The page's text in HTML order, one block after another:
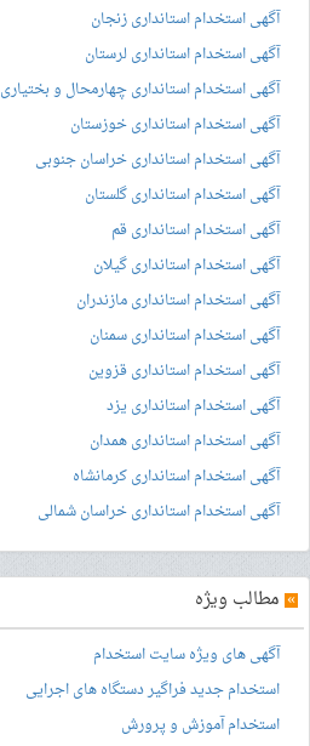
آگهی استخدام استانداری زنجان
آگهی استخدام استانداری لرستان
آگهی استخدام استانداری چهارمحال و بختیاری
آگهی استخدام استانداری خوزستان
آگهی استخدام استانداری خراسان جنوبی
آگهی استخدام استانداری گلستان
آگهی استخدام استانداری قم
آگهی استخدام استانداری گیلان
آگهی استخدام استانداری مازندران
آگهی استخدام استانداری سمنان
آگهی استخدام استانداری قزوین
آگهی استخدام استانداری یزد
آگهی استخدام استانداری همدان
آگهی استخدام استانداری کرمانشاه
آگهی استخدام استانداری خراسان شمالی
» مطالب ویژه
آگهی های ویژه سایت استخدام
استخدام جدید فراگیر دستگاه های اجرایی
استخدام آموزش و پرورش